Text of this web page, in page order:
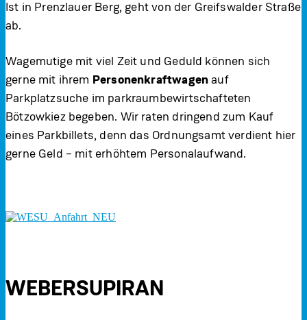
Ist in Prenzlauer Berg, geht von der Greifswalder Straße
ab.
Wagemutige mit viel Zeit und Geduld können sich
gerne mit ihrem Personenkraftwagenauf
Parkplatzsuche im parkraumbewirtschafteten
Bötzowkiez begeben. Wir raten dringend zum Kauf
eines Parkbillets, denn das Ordnungsamt verdient hier
gerne Geld – mit erhöhtem Personalaufwand.
WEBERSUPIRAN